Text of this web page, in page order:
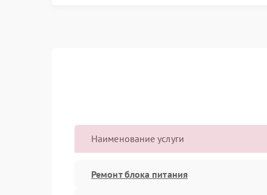
Наименование услуги
Ремонт блока питания